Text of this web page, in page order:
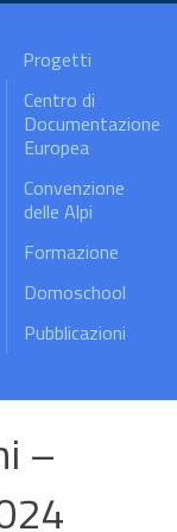
Progetti
Centro di
Documentazione
Europea
Convenzione
delle Alpi
Formazione
Domoschool
Pubblicazioni
–